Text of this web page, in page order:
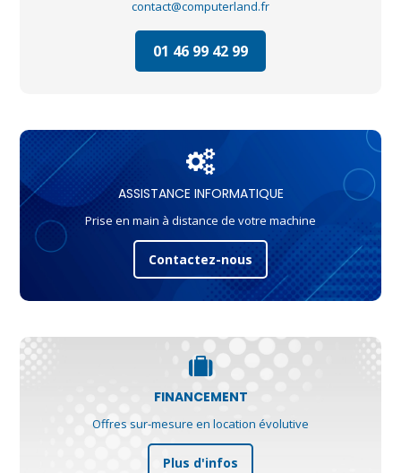
contact@computerland.fr
01 46 99 42 99
ASSISTANCE INFORMATIQUE
Prise en main à distance de votre machine
Contactez-nous
FINANCEMENT
Offres sur-mesure en location évolutive
Plus d'infos